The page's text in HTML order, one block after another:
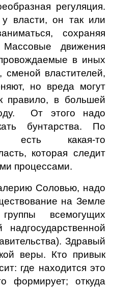
регуляция.
власти, он так или
сохраняя
движения
в иных
сменой властителей,
но вреда могут
правило, в большей
От этого надо
бунтарства. По
есть какая-то
которая следит
процессами.
Соловью, надо
на Земле
группы всемогущих
Здравый
веры. Кто привык
где находится это
формирует; откуда